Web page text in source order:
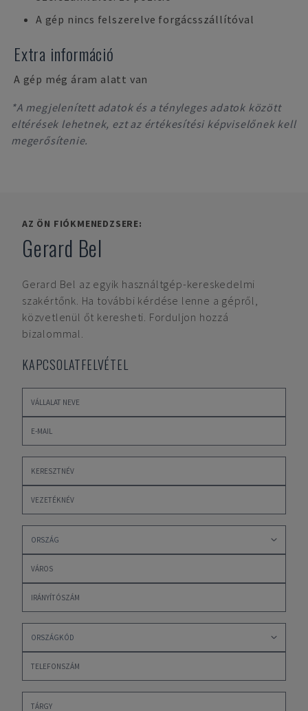
A gép nincs felszerelve forgácsszállítóval
Extra információ
A gép még áram alatt van
*A megjelenített adatok és a tényleges adatok között
eltérések lehetnek, ezt az értékesítési képviselőnek kell
megerősítenie.
AZ ÖN FIÓKMENEDZSERE:
Gerard Bel
Gerard Bel az egyik használtgép-kereskedelmi
szakértőnk. Ha további kérdése lenne a gépről,
közvetlenül őt keresheti. Forduljon hozzá
bizalommal.
KAPCSOLATFELVÉTEL